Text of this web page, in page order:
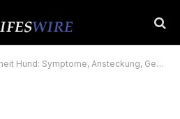
Ansteckung, Gefahr und Schutz im großen Ratgeber 2026